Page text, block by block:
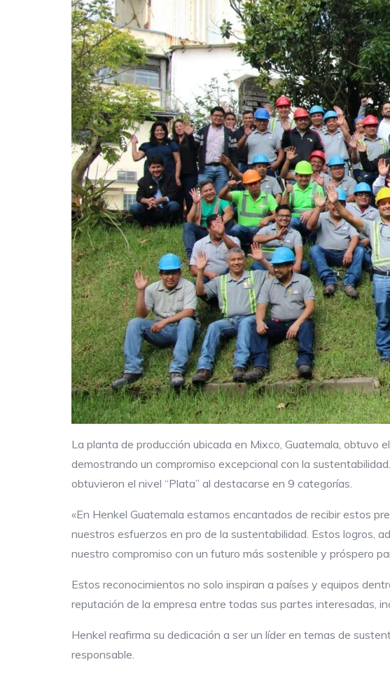
La planta de producción ubicada en Mixco, Guatemala, obtuvo
demostrando un compromiso excepcional con la
obtuvieron el nivel “Plata” al destacarse en 9 categorías.
«En Henkel Guatemala estamos encantados de recibir estos
nuestros esfuerzos en pro de la sustentabilidad. Estos logros,
nuestro compromiso con un futuro más sostenible y próspero
Estos reconocimientos no solo inspiran a países y equipos
reputación de la empresa entre todas sus partes interesadas,
Henkel reafirma su dedicación a ser un líder en temas de
responsable.